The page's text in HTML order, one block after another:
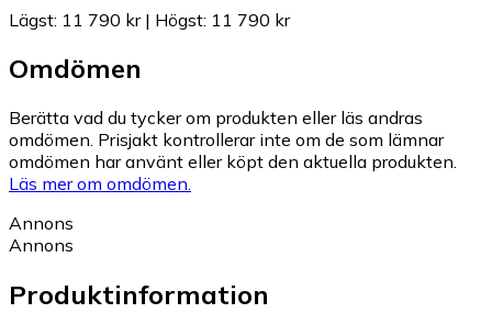
Lägst: 11 790 kr| Högst: 11 790 kr
Omdömen
Berätta vad du tycker om produkten eller läs andras
omdömen. Prisjakt kontrollerar inte om de som lämnar
omdömen har använt eller köpt den aktuella produkten.
Läs mer om omdömen.
Annons
Annons
Produktinformation